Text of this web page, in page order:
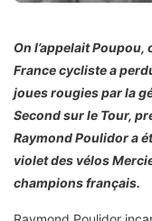
On l’appelait Poupou,
France cycliste a
joues rougies par la
Second sur le Tour,
Raymond Poulidor a
violet des vélos
champions français.